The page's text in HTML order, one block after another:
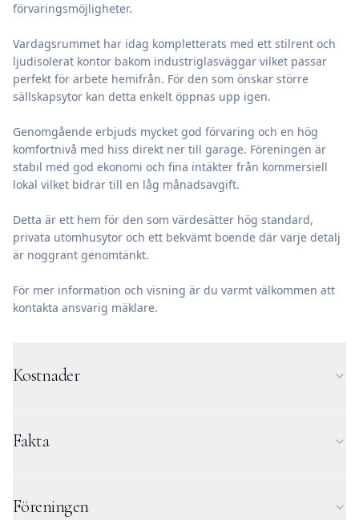
förvaringsmöjligheter.
Vardagsrummet har idag kompletterats med ett stilrent och
ljudisolerat kontor bakom industriglasväggar vilket passar
perfekt för arbete hemifrån. För den som önskar större
sällskapsytor kan detta enkelt öppnas upp igen.
Genomgående erbjuds mycket god förvaring och en hög
komfortnivå med hiss direkt ner till garage. Föreningen är
stabil med god ekonomi och fina intäkter från kommersiell
lokal vilket bidrar till en låg månadsavgift.
Detta är ett hem för den som värdesätter hög standard,
privata utomhusytor och ett bekvämt boende där varje detalj
är noggrant genomtänkt.
För mer information och visning är du varmt välkommen att
kontakta ansvarig mäklare.
Kostnader
Fakta
Föreningen